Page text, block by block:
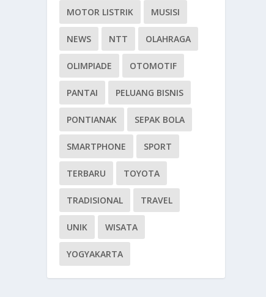
MOTOR LISTRIK MUSISI
NEWS NTT OLAHRAGA
OLIMPIADE OTOMOTIF
PANTAI PELUANG BISNIS
PONTIANAK SEPAK BOLA
SMARTPHONE SPORT
TERBARU TOYOTA
TRADISIONAL TRAVEL
UNIK WISATA
YOGYAKARTA